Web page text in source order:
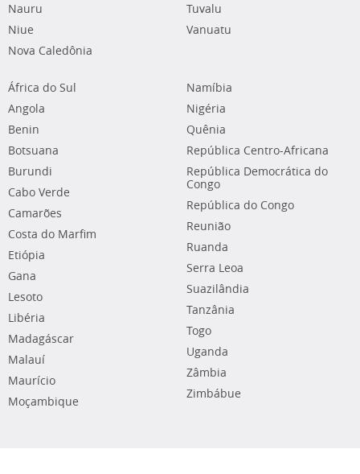
Nauru
Niue
Nova Caledônia
Tuvalu
Vanuatu
África do Sul
Angola
Benin
Botsuana
Burundi
Cabo Verde
Camarões
Costa do Marfim
Etiópia
Gana
Lesoto
Libéria
Madagáscar
Malauí
Maurício
Moçambique
Namíbia
Nigéria
Quênia
República Centro-Africana
República Democrática do
Congo
República do Congo
Reunião
Ruanda
Serra Leoa
Suazilândia
Tanzânia
Togo
Uganda
Zâmbia
Zimbábue